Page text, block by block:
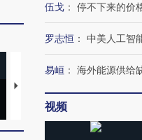
马航飞行员跨国走私7万
粒摇头丸 尿检体内含3种
伍戈 ： 停不下来的价
罗志恒 ： 中美人工智
易峘 ： 海外能源供给
视频